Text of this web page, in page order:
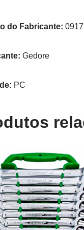
do Fabricante:
Gedore
PC